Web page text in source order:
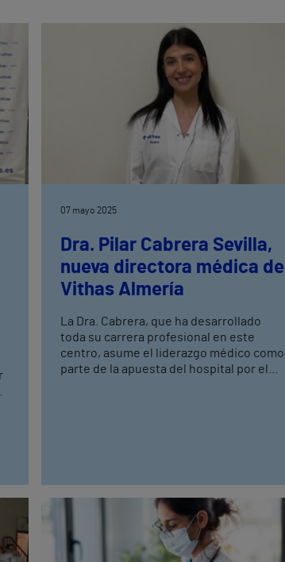
07 mayo 2025
Dra. Pilar Cabrera Sevilla,
nueva directora médica de
Vithas Almería
La Dra. Cabrera, que ha desarrollado
toda su carrera profesional en este
centro, asume el liderazgo médico como
parte de la apuesta del hospital por el